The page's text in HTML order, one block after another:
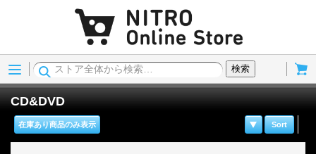
Menu
検索
CD&DVD
Sort
在庫あり商品のみ表示